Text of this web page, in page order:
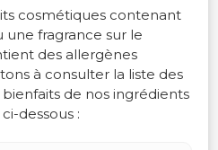
cosmétiques contenant
une fragrance sur le
des allergènes
à consulter la liste des
de nos ingrédients
dessous :